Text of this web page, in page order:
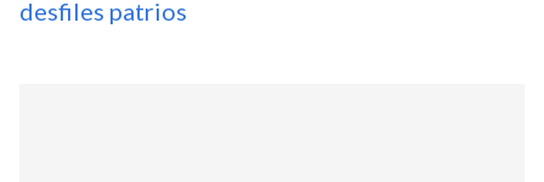
desfiles patrios